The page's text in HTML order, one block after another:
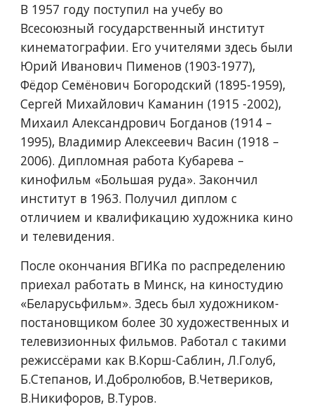
В 1957 году поступил на учебу во
Всесоюзный государственный институт
кинематографии. Его учителями здесь были
Юрий Иванович Пименов (1903-1977),
Фёдор Семёнович Богородский (1895-1959),
Сергей Михайлович Каманин (1915 -2002),
Михаил Александрович Богданов (1914 –
1995), Владимир Алексеевич Васин (1918 –
2006). Дипломная работа Кубарева –
кинофильм «Большая руда». Закончил
институт в 1963. Получил диплом с
отличием и квалификацию художника кино
и телевидения.
После окончания ВГИКа по распределению
приехал работать в Минск, на киностудию
«Беларусьфильм». Здесь был художником-
постановщиком более 30 художественных и
телевизионных фильмов. Работал с такими
режиссёрами как В.Корш-Саблин, Л.Голуб,
Б.Степанов, И.Добролюбов, В.Четвериков,
В.Никифоров, В.Туров.